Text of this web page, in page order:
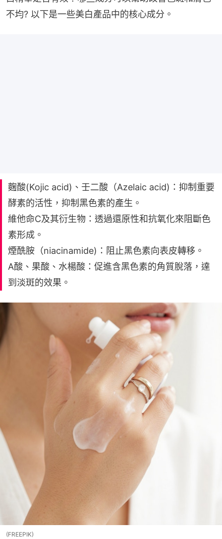
不均? 以下是一些美白產品中的核心成分。
麴酸(Kojic acid)、壬二酸（Azelaic acid)：抑制重要
酵素的活性，抑制黑色素的產生。
維他命C及其衍生物：透過還原性和抗氧化來阻斷色
素形成。
煙酰胺（niacinamide)：阻止黑色素向表皮轉移。
A酸、果酸、水楊酸：促進含黑色素的角質脫落，達
到淡斑的效果。
(FREEPIK)